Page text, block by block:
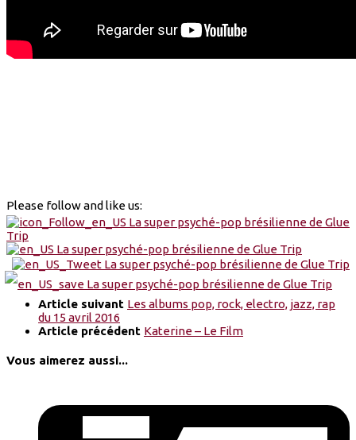
Please follow and like us:
Article suivant Les albums pop, rock, electro, jazz, rap
du 15 avril 2016
Article précédent Katerine – Le Film
Vous aimerez aussi...